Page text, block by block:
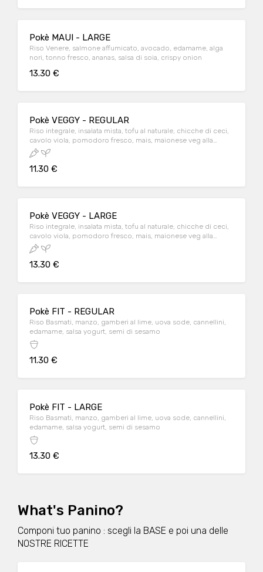
Pokè MAUI - LARGE
Riso Venere, salmone affumicato, avocado, edamame, alga
nori, tonno fresco, ananas, salsa di soia, crispy onion
13.30 €
Pokè VEGGY - REGULAR
Riso integrale, insalata mista, tofu al naturale, chicche di ceci,
cavolo viola, pomodoro fresco, mais, maionese veg alla
barbabietola, semi di papavero
11.30 €
Pokè VEGGY - LARGE
Riso integrale, insalata mista, tofu al naturale, chicche di ceci,
cavolo viola, pomodoro fresco, mais, maionese veg alla
barbabietola, semi di papavero
13.30 €
Pokè FIT - REGULAR
Riso Basmati, manzo, gamberi al lime, uova sode, cannellini,
edamame, salsa yogurt, semi di sesamo
11.30 €
Pokè FIT - LARGE
Riso Basmati, manzo, gamberi al lime, uova sode, cannellini,
edamame, salsa yogurt, semi di sesamo
13.30 €
What's Panino?
Componi tuo panino : scegli la BASE e poi una delle
NOSTRE RICETTE